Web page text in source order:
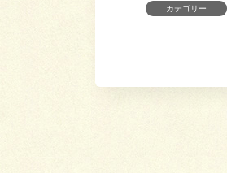
カテゴリー